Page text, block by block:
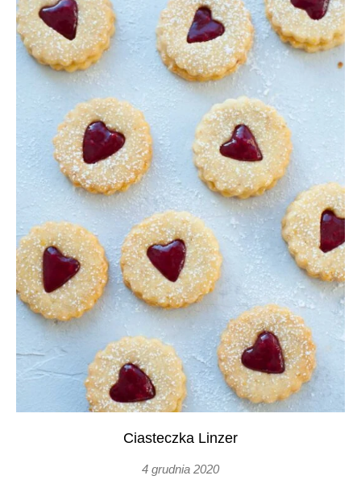
Ciasteczka Linzer
4 grudnia 2020